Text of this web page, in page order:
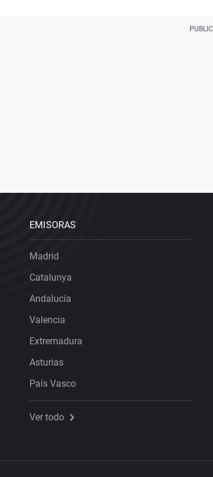
EMISORAS
Madrid
Catalunya
Andalucía
Valencia
Extremadura
Asturias
País Vasco
Ver todo